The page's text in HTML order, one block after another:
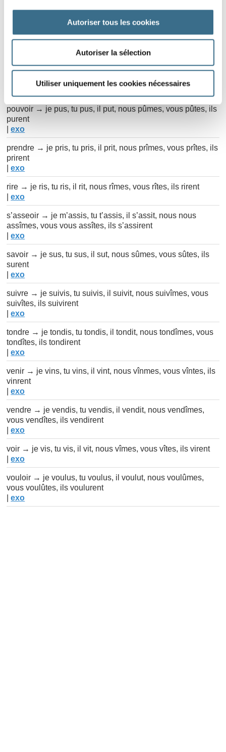
Autoriser tous les cookies
Autoriser la sélection
Utiliser uniquement les cookies nécessaires
exo
mirent
partir → je partis, tu partis, il partit, nous partîmes, vous
partîtes, ils partirent
pouvoir → je pus, tu pus, il put, nous pûmes, vous pûtes, ils
purent
|exo
prendre → je pris, tu pris, il prit, nous prîmes, vous prîtes, ils
prirent
|exo
rire → je ris, tu ris, il rit, nous rîmes, vous rîtes, ils rirent
|exo
s’asseoir → je m’assis, tu t’assis, il s’assit, nous nous
assîmes, vous vous assîtes, ils s’assirent
|exo
savoir → je sus, tu sus, il sut, nous sûmes, vous sûtes, ils
surent
|exo
suivre → je suivis, tu suivis, il suivit, nous suivîmes, vous
suivîtes, ils suivirent
|exo
tondre → je tondis, tu tondis, il tondit, nous tondîmes, vous
tondîtes, ils tondirent
|exo
venir → je vins, tu vins, il vint, nous vînmes, vous vîntes, ils
vinrent
|exo
vendre → je vendis, tu vendis, il vendit, nous vendîmes,
vous vendîtes, ils vendirent
|exo
voir → je vis, tu vis, il vit, nous vîmes, vous vîtes, ils virent
|exo
vouloir → je voulus, tu voulus, il voulut, nous voulûmes,
vous voulûtes, ils voulurent
|exo